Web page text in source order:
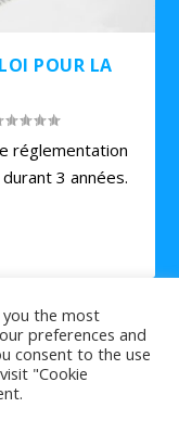
POUR LA
réglementation
3 années.
letennis de table
the most
preferences and
consent to the use
"Cookie